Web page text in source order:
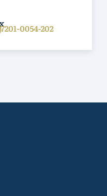
0054-202